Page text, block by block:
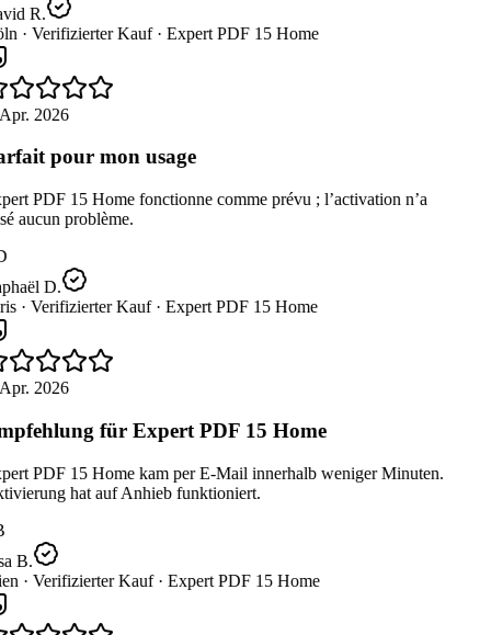
R.
· Verifizierter Kauf · Expert PDF 15 Home
2026
pour mon usage
PDF 15 Home fonctionne comme prévu ; l’activation n’a
aucun problème.
D.
· Verifizierter Kauf · Expert PDF 15 Home
2026
für Expert PDF 15 Home
PDF 15 Home kam per E-Mail innerhalb weniger Minuten.
hat auf Anhieb funktioniert.
B.
· Verifizierter Kauf · Expert PDF 15 Home